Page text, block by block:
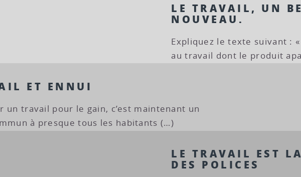
LE TRAVAIL, UN
NOUVEAU.
Expliquez le texte suivant :
au travail dont le produit
ET ENNUI
un travail pour le gain, c’est maintenant un
à presque tous les habitants (…)
LE TRAVAIL EST
DES POLICES